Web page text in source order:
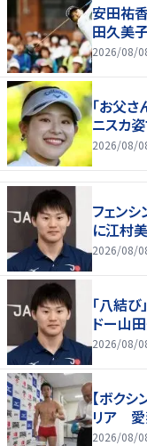
安田祐
田久美
2026/08/
「お父
ニスカ
2026/08/
フェン
に江村
2026/08/
「八結
ドー山
2026/08/
【ボク
リア 愛
2026/08/